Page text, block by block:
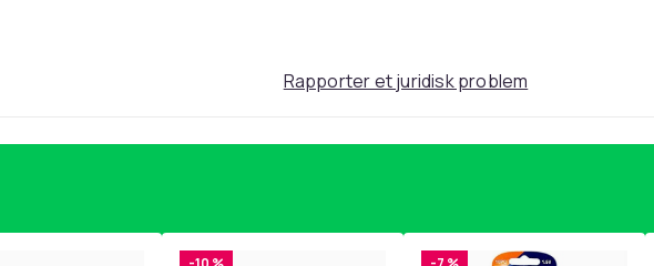
Rapporter et juridisk problem